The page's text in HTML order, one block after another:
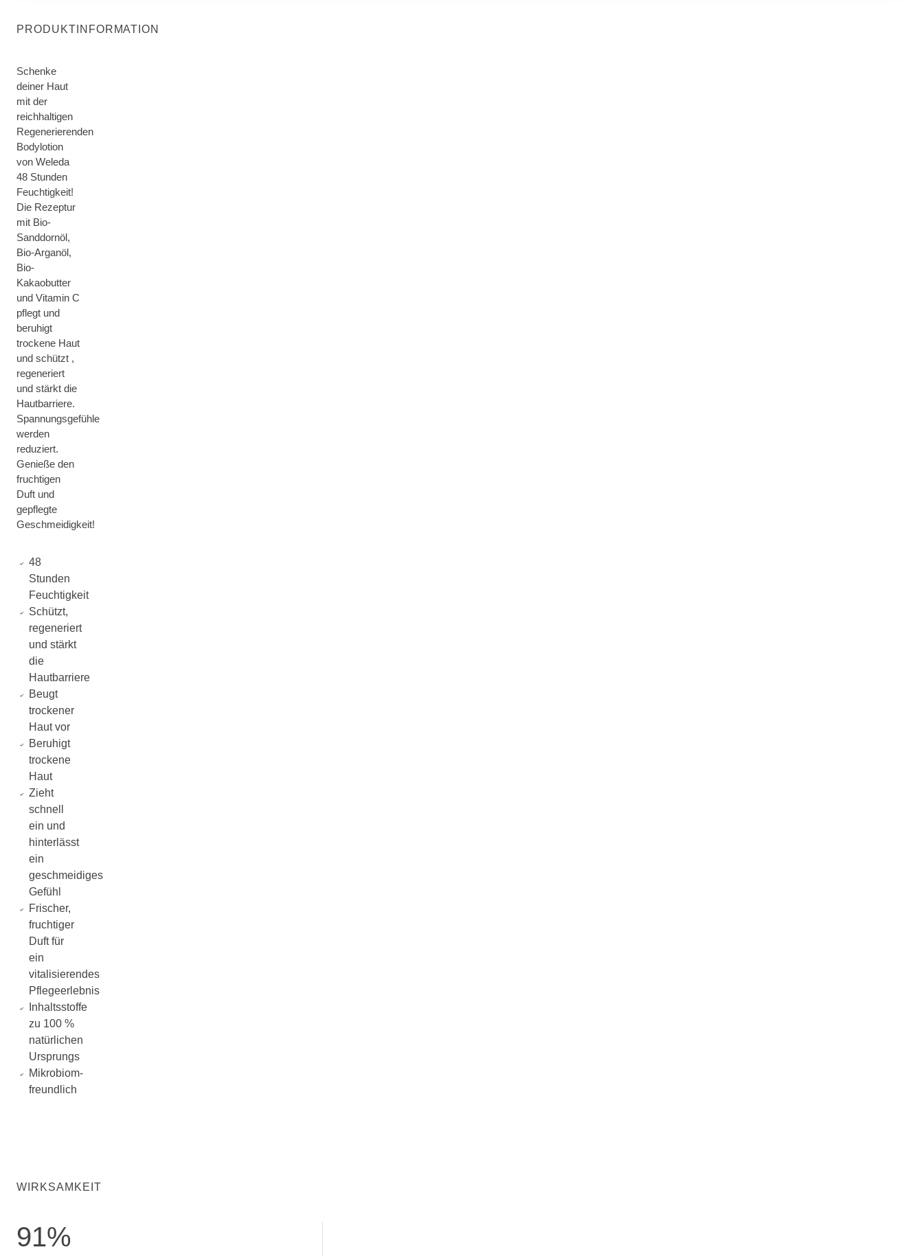
PRODUKTINFORMATION
Schenke
deiner Haut
mit der
reichhaltigen
Regenerierenden
Bodylotion
von Weleda
48 Stunden
Feuchtigkeit!
Die Rezeptur
mit Bio-
Sanddornöl,
Bio-Arganöl,
Bio-
Kakaobutter
und Vitamin C
pflegt und
beruhigt
trockene Haut
und schützt ,
regeneriert
und stärkt die
Hautbarriere.
Spannungsgefühle
werden
reduziert.
Genieße den
fruchtigen
Duft und
gepflegte
Geschmeidigkeit!
48
Stunden
Feuchtigkeit
Schützt,
regeneriert
und stärkt
die
Hautbarriere
Beugt
trockener
Haut vor
Beruhigt
trockene
Haut
Zieht
schnell
ein und
hinterlässt
ein
geschmeidiges
Gefühl
Frischer,
fruchtiger
Duft für
ein
vitalisierendes
Pflegeerlebnis
Inhaltsstoffe
zu 100 %
natürlichen
Ursprungs
Mikrobiom-
freundlich
WIRKSAMKEIT
91%